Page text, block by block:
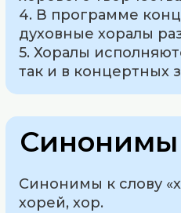
4. В программе
духовные хоралы
5. Хоралы
так и в концертных
Синонимы
Синонимы к слову
хорей, хор.